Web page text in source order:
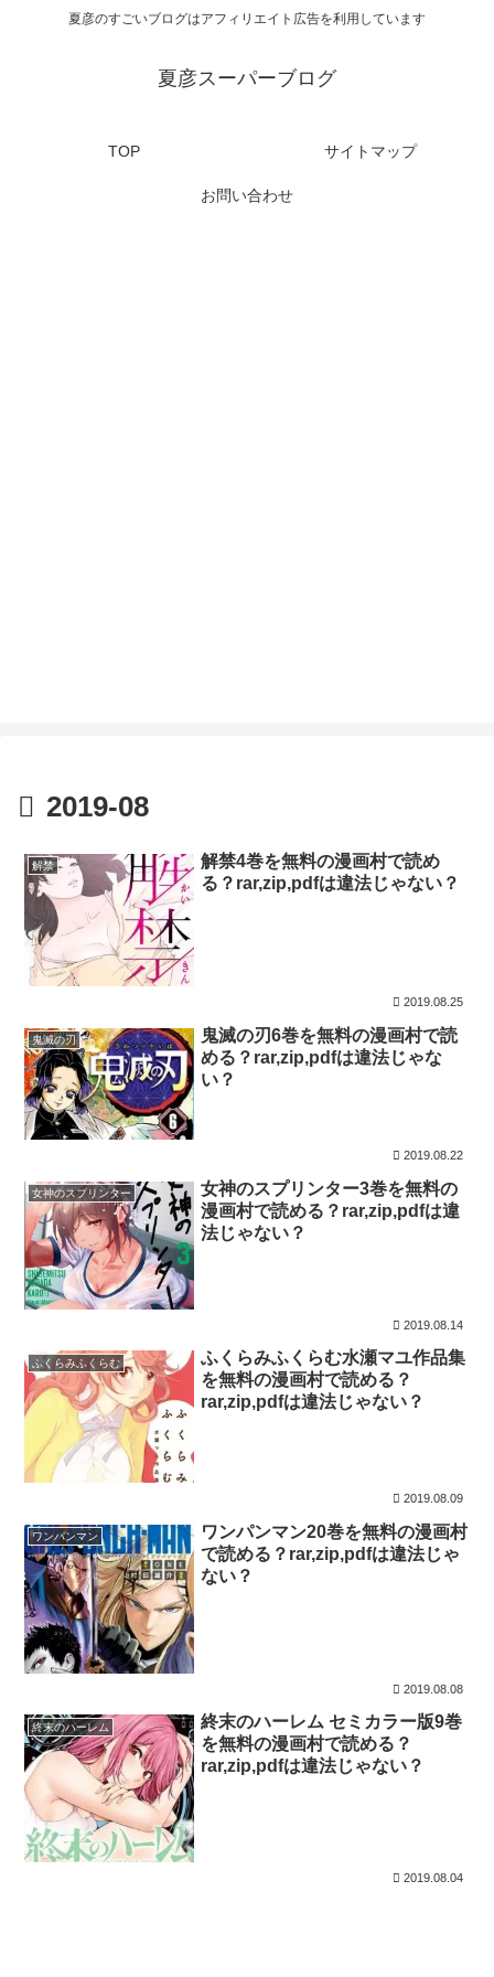
夏彦のすごいブログはアフィリエイト広告を利用しています
夏彦スーパーブログ
TOP サイトマップ
お問い合わせ
2019-08
解禁
解禁4巻を無料の漫画村で読め
る？rar,zip,pdfは違法じゃない？
2019.08.25
鬼滅の刃
鬼滅の刃6巻を無料の漫画村で読
める？rar,zip,pdfは違法じゃな
い？
2019.08.22
女神のスプリンター
女神のスプリンター3巻を無料の
漫画村で読める？rar,zip,pdfは違
法じゃない？
2019.08.14
ふくらみふくらむ
ふくらみふくらむ水瀬マユ作品集
を無料の漫画村で読める？
rar,zip,pdfは違法じゃない？
2019.08.09
ワンパンマン
ワンパンマン20巻を無料の漫画村
で読める？rar,zip,pdfは違法じゃ
ない？
2019.08.08
終末のハーレム
終末のハーレム セミカラー版9巻
を無料の漫画村で読める？
rar,zip,pdfは違法じゃない？
2019.08.04